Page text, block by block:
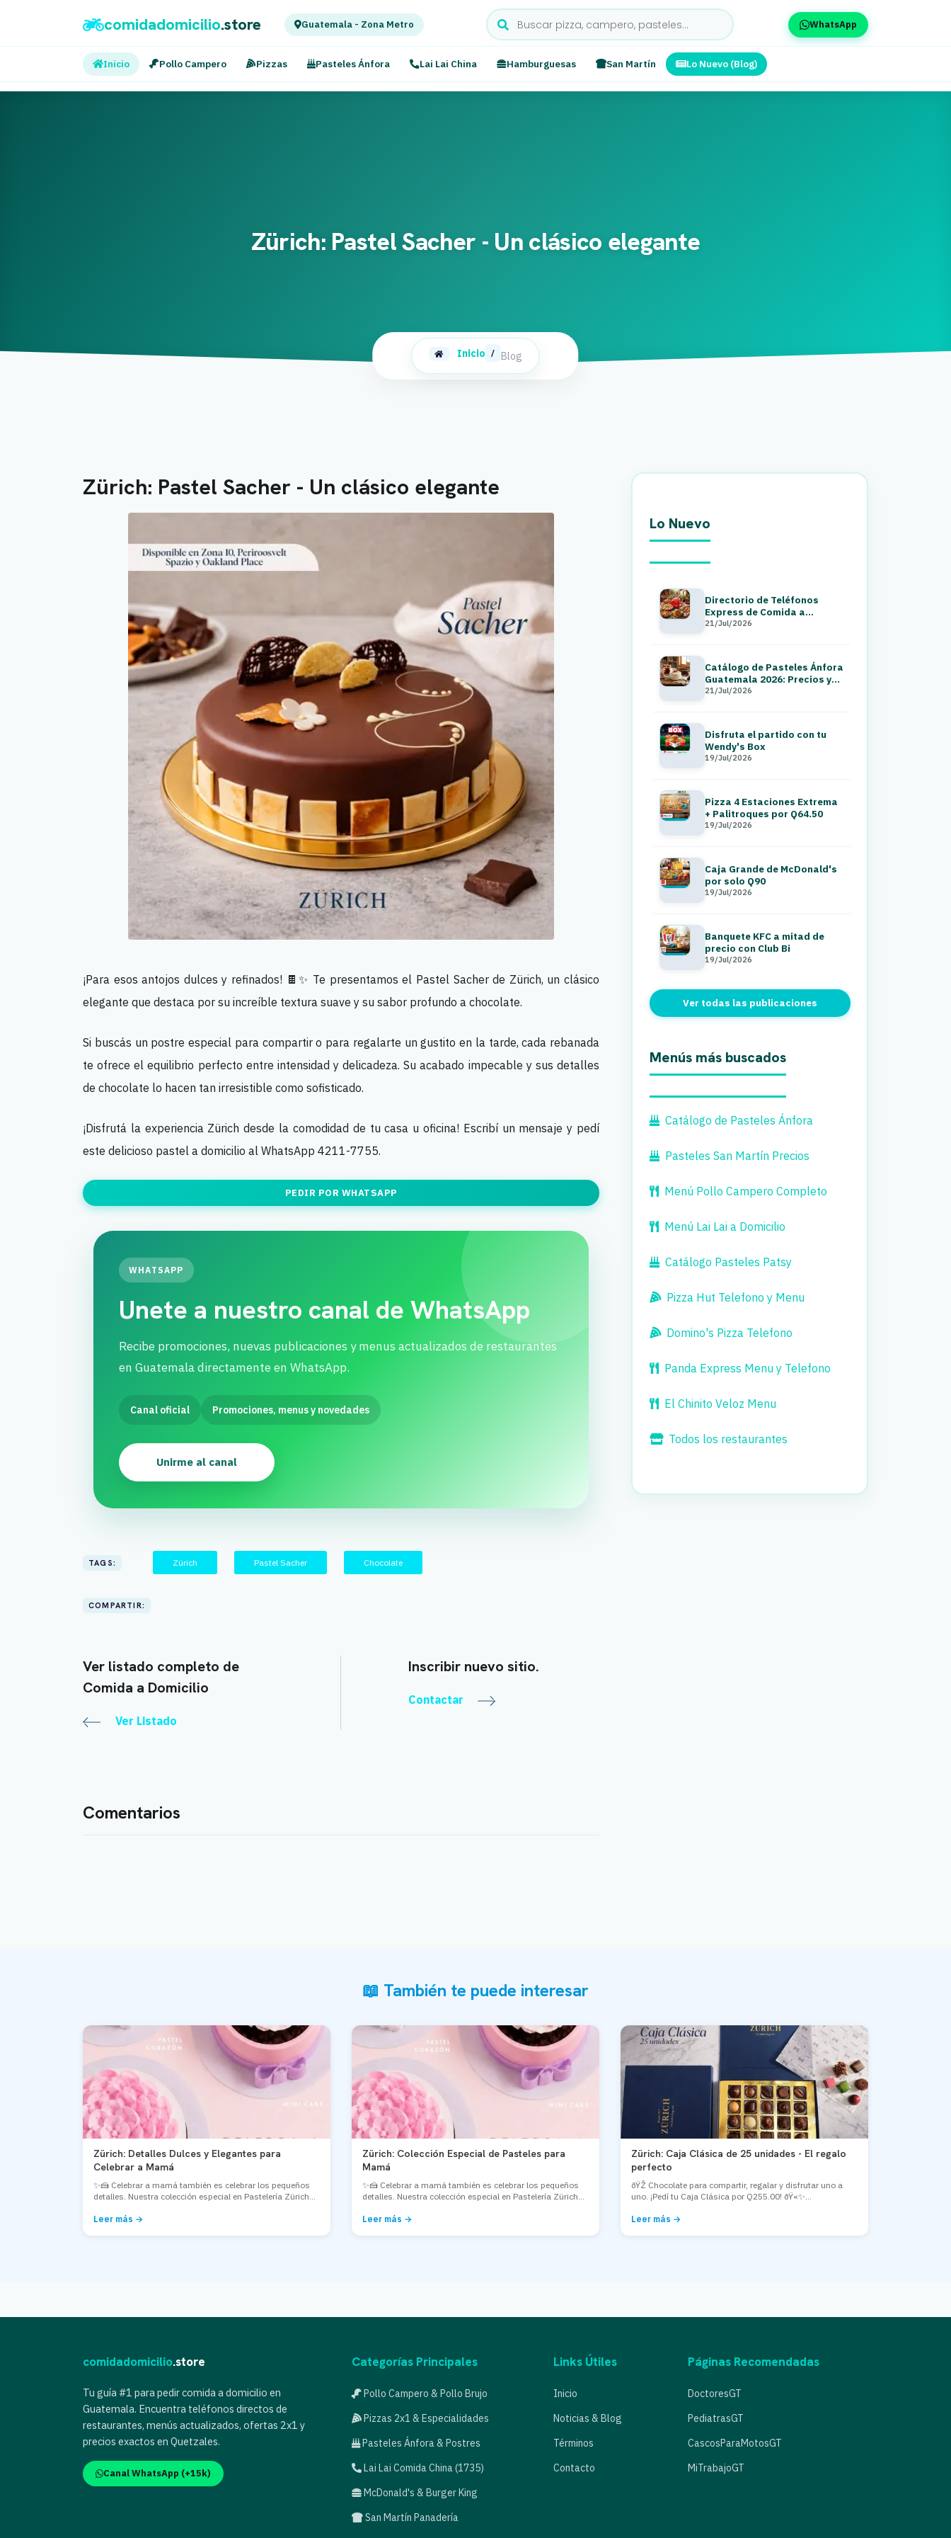
comidadomicilio.store Guatemala - Zona Metro WhatsApp
Inicio Pollo Campero Pizzas Pasteles Ánfora Lai Lai China Hamburguesas San Martín Lo Nuevo (Blog)
Zürich: Pastel Sacher - Un clásico elegante
Inicio / Blog
Zürich: Pastel Sacher - Un clásico elegante
¡Para esos antojos dulces y refinados! 🍫✨ Te presentamos el Pastel Sacher de Zürich, un clásico
elegante que destaca por su increíble textura suave y su sabor profundo a chocolate.
Si buscás un postre especial para compartir o para regalarte un gustito en la tarde, cada rebanada
te ofrece el equilibrio perfecto entre intensidad y delicadeza. Su acabado impecable y sus detalles
de chocolate lo hacen tan irresistible como sofisticado.
¡Disfrutá la experiencia Zürich desde la comodidad de tu casa u oficina! Escribí un mensaje y pedí
este delicioso pastel a domicilio al WhatsApp 4211-7755.
PEDIR POR WHATSAPP
WHATSAPP
Unete a nuestro canal de WhatsApp
Recibe promociones, nuevas publicaciones y menus actualizados de restaurantes
en Guatemala directamente en WhatsApp.
Canal oficial Promociones, menus y novedades
Unirme al canal
TAGS: Zürich Pastel Sacher Chocolate
COMPARTIR:
Ver listado completo de
Comida a Domicilio
Ver Listado
Inscribir nuevo sitio.
Contactar
Comentarios
Lo Nuevo
Directorio de Teléfonos
Express de Comida a
Domicilio en Guatemala 2026
21/Jul/2026
Catálogo de Pasteles Ánfora
Guatemala 2026: Precios y
Menú a Domicilio
21/Jul/2026
Disfruta el partido con tu
Wendy's Box
19/Jul/2026
Pizza 4 Estaciones Extrema
+ Palitroques por Q64.50
19/Jul/2026
Caja Grande de McDonald's
por solo Q90
19/Jul/2026
Banquete KFC a mitad de
precio con Club Bi
19/Jul/2026
Ver todas las publicaciones
Menús más buscados
Catálogo de Pasteles Ánfora
Pasteles San Martín Precios
Menú Pollo Campero Completo
Menú Lai Lai a Domicilio
Catálogo Pasteles Patsy
Pizza Hut Telefono y Menu
Domino's Pizza Telefono
Panda Express Menu y Telefono
El Chinito Veloz Menu
Todos los restaurantes
📖 También te puede interesar
Zürich: Detalles Dulces y Elegantes para
Celebrar a Mamá
✨🍰 Celebrar a mamá también es celebrar los pequeños
detalles. Nuestra colección especial en Pastelería Zürich...
Leer más →
Zürich: Colección Especial de Pasteles para
Mamá
✨🍰 Celebrar a mamá también es celebrar los pequeños
detalles. Nuestra colección especial en Pastelería Zürich...
Leer más →
Zürich: Caja Clásica de 25 unidades - El regalo
perfecto
ðŸŽ Chocolate para compartir, regalar y disfrutar uno a
uno. ¡Pedí tu Caja Clásica por Q255.00! ðŸ«✨...
Leer más →
comidadomicilio.store
Tu guía #1 para pedir comida a domicilio en
Guatemala. Encuentra teléfonos directos de
restaurantes, menús actualizados, ofertas 2x1 y
precios exactos en Quetzales.
Canal WhatsApp (+15k)
Categorías Principales
Pollo Campero & Pollo Brujo
Pizzas 2x1 & Especialidades
Pasteles Ánfora & Postres
Lai Lai Comida China (1735)
McDonald's & Burger King
San Martín Panadería
Links Útiles
Inicio
Noticias & Blog
Términos
Contacto
Páginas Recomendadas
DoctoresGT
PediatrasGT
CascosParaMotosGT
MiTrabajoGT